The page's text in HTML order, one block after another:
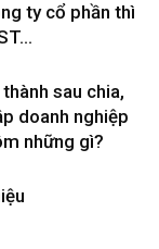
ty cổ phần thì
sau chia,
doanh nghiệp
những gì?